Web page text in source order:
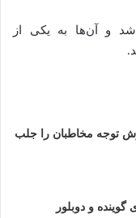
و آن‌ها به یکی از
توجه مخاطبان را جلب
و دوبلور